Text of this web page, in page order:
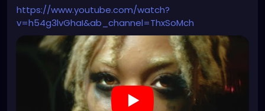
https://www.youtube.com/watch?
v=h54g3lvGhaI&ab_channel=ThxSoMch